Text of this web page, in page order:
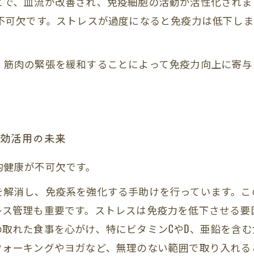
欠です。ストレスが過度になると免疫力は低下し
肉の緊張を緩和することによって免疫力向上に寄
活用の未来
康が不可欠です。
消し、免疫系を強化する手助けを行っています。
管理も重要です。ストレスは免疫力を低下させる
れた食事を心がけ、特にビタミンCやD、亜鉛を含
ーキングやヨガなど、無理のない範囲で取り入れる